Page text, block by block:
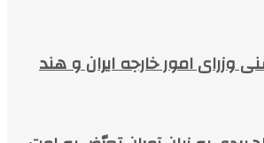
وزرای امور خارجه ایران و هند